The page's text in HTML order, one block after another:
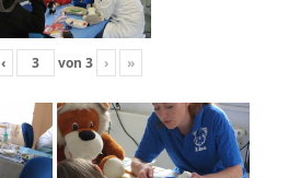
‹ von 3 › »